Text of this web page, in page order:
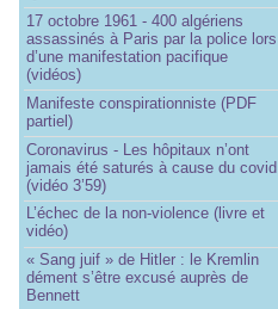
17 octobre 1961 - 400 algériens
assassinés à Paris par la police lors
d’une manifestation pacifique
(vidéos)
Manifeste conspirationniste (PDF
partiel)
Coronavirus - Les hôpitaux n’ont
jamais été saturés à cause du covid
(vidéo 3’59)
L’échec de la non-violence (livre et
vidéo)
« Sang juif » de Hitler : le Kremlin
dément s’être excusé auprès de
Bennett